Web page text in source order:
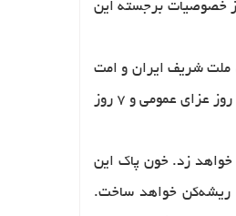
از خصوصیات برجسته این
، ملت شريف ايران و امت
روز عزاي عمومي و ۷ روز
خواهد زد. خون پاک این
ریشه‌کن خواهد ساخت.